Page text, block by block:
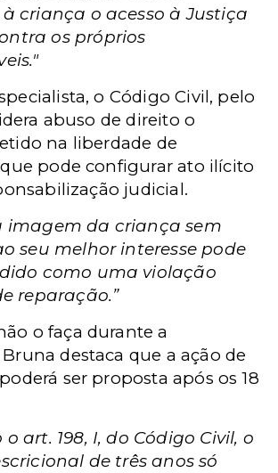
criança o acesso à Justiça
os próprios
o Código Civil, pelo
abuso de direito o
na liberdade de
pode configurar ato ilícito
judicial.
imagem da criança sem
seu melhor interesse pode
como uma violação
reparação.”
o faça durante a
destaca que a ação de
ser proposta após os 18
o art. 198, I, do Código Civil, o
de três anos só